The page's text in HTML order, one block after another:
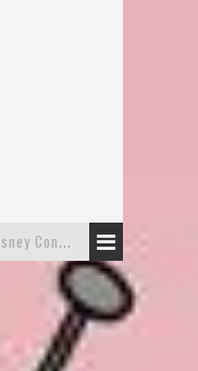
5 Minutos Del Capítulo Mixto: The Simpsons Y Family Guy
Avance De La Quinta Temporada de The Walking Dead
The Company, Segundo Lugar - Vibe Dance Competition